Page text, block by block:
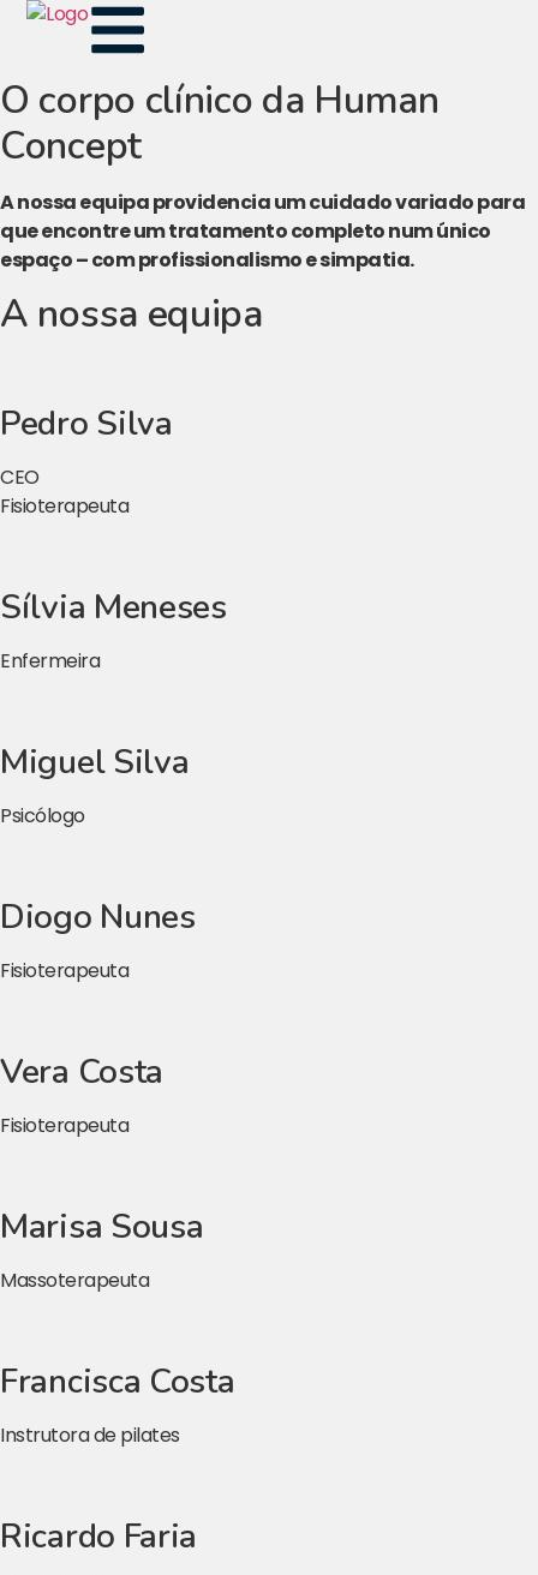
O corpo clínico da Human
Concept
A nossa equipa providencia um cuidado variado para
que encontre um tratamento completo num único
espaço – com profissionalismo e simpatia.
A nossa equipa
Pedro Silva
CEO
Fisioterapeuta
Sílvia Meneses
Enfermeira
Miguel Silva
Psicólogo
Diogo Nunes
Fisioterapeuta
Vera Costa
Fisioterapeuta
Marisa Sousa
Massoterapeuta
Francisca Costa
Instrutora de pilates
Ricardo Faria